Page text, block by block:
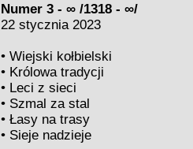
Numer 3 - ∞ /1318 - ∞/
22 stycznia 2023
•Wiejski kołbielski
• Królowa tradycji
• Leci z sieci
• Szmal za stal
•Łasy na trasy
• Sieje nadzieje